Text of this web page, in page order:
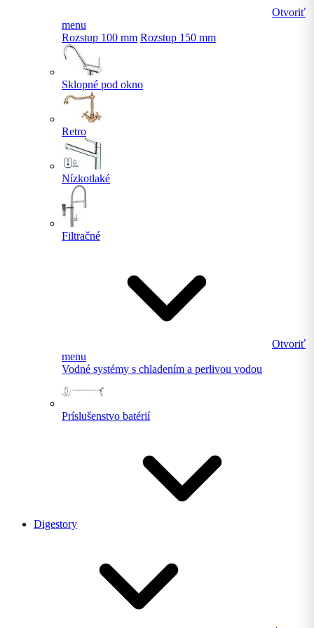
Otvoriť
menu
Rozstup 100 mm Rozstup 150 mm
Sklopné pod okno
Retro
Nízkotlaké
Filtračné
Otvoriť
menu
Vodné systémy s chladením a perlivou vodou
Príslušenstvo batérií
Digestory